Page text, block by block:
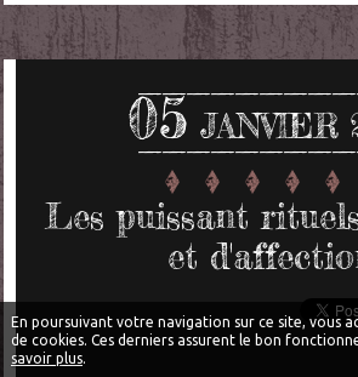
En poursuivant votre navigation sur ce site, vous
de cookies. Ces derniers assurent le bon
savoir plus.
05 JANVIER
Les puissant
et